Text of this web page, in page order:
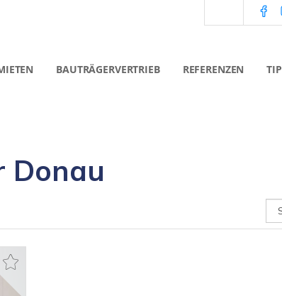
BAUTRÄGERVERTRIEB REFERENZEN
Donau